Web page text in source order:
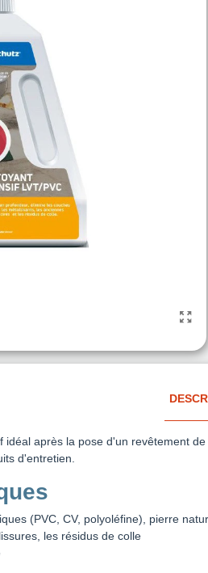
idéal après la pose d'un revêtement
d'entretien.
(PVC, CV, polyoléfine), pierre
les résidus de colle